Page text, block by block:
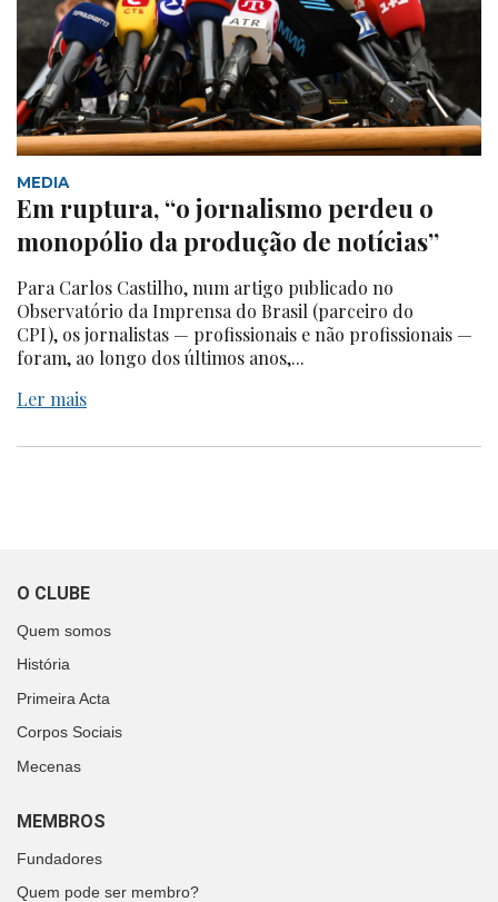
MEDIA
Em ruptura, “o jornalismo perdeu o
monopólio da produção de notícias”
Para Carlos Castilho, num artigo publicado no
Observatório da Imprensa do Brasil (parceiro do
CPI), os jornalistas — profissionais e não profissionais —
foram, ao longo dos últimos anos,...
Ler mais
O CLUBE
Quem somos
História
Primeira Acta
Corpos Sociais
Mecenas
MEMBROS
Fundadores
Quem pode ser membro?